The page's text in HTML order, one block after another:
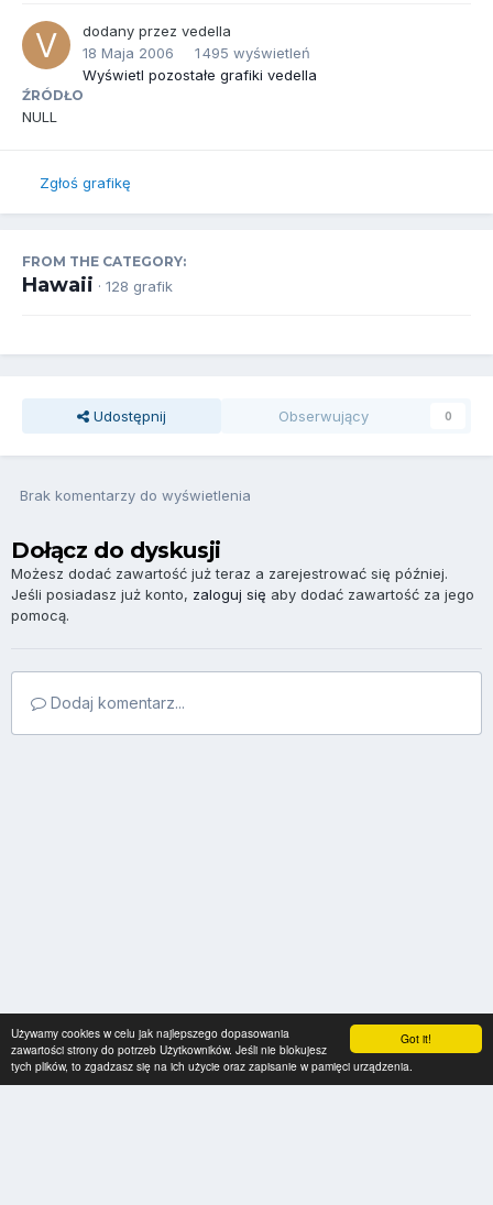
Got it!
Używamy cookies w celu jak najlepszego dopasowania
zawartości strony do potrzeb Użytkowników. Jeśli nie blokujesz
tych plików, to zgadzasz się na ich użycie oraz zapisanie w pamięci urządzenia.
dodany przez vedella
18 Maja 2006
1 495 wyświetleń
Wyświetl pozostałe grafiki vedella
ŹRÓDŁO
NULL
Zgłoś grafikę
FROM THE CATEGORY:
Hawaii · 128 grafik
Udostępnij Obserwujący 0
Brak komentarzy do wyświetlenia
Dołącz do dyskusji
Możesz dodać zawartość już teraz a zarejestrować się później.
Jeśli posiadasz już konto, zaloguj się aby dodać zawartość za jego
pomocą.
Dodaj komentarz...